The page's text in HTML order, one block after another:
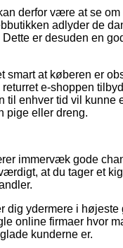
derfor være at se
adlyder de
er desuden en
smart at køberen er
e-shoppen
til enhver tid vil kunne
pige eller dreng.
immervæk gode
at du tager et
dig ydermere i
online firmaer hvor
kunderne er.